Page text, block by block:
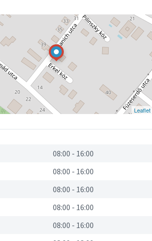
Leaflet
08:00 - 16:00
08:00 - 16:00
08:00 - 16:00
08:00 - 16:00
08:00 - 16:00